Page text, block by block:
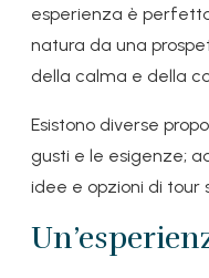
esperienza è
natura da una
della calma e della
Esistono diverse
gusti e le esigenze;
idee e opzioni di tour